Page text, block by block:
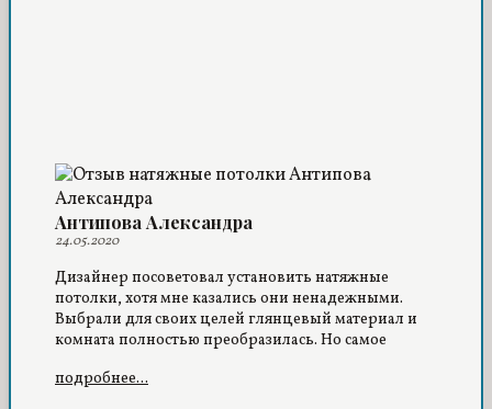
Антипова Александра
24.05.2020
Дизайнер посоветовал установить натяжные
потолки, хотя мне казались они ненадежными.
Выбрали для своих целей глянцевый материал и
комната полностью преобразилась. Но самое
существенный плюс, так как в квартире
подробнее...